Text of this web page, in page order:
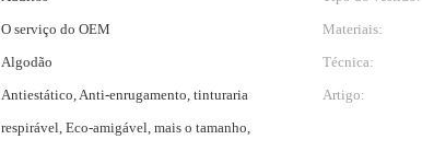
O serviço do OEM Materiais:
Algodão Técnica:
Antiestático, Anti-enrugamento, tinturaria
respirável, Eco-amigável, mais o tamanho,
Artigo: